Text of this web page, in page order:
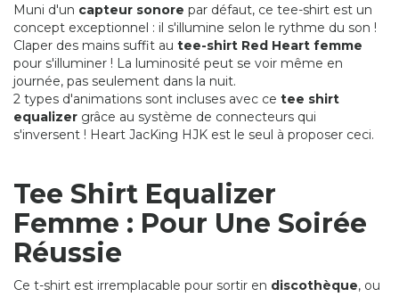
Muni d'un capteur sonore par défaut, ce tee-shirt est un
concept exceptionnel : il s'illumine selon le rythme du son !
Claper des mains suffit au tee-shirt Red Heart femme
pour s'illuminer ! La luminosité peut se voir même en
journée, pas seulement dans la nuit.
2 types d'animations sont incluses avec ce tee shirt
equalizer grâce au système de connecteurs qui
s'inversent ! Heart JacKing HJK est le seul à proposer ceci.
Tee Shirt Equalizer
Femme : Pour Une Soirée
Réussie
Ce t-shirt est irremplacable pour sortir en discothèque, ou